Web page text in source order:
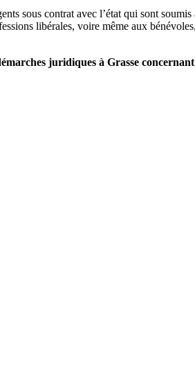
sous contrat avec l’état qui sont
libérales, voire même aux
juridiques à Grasse